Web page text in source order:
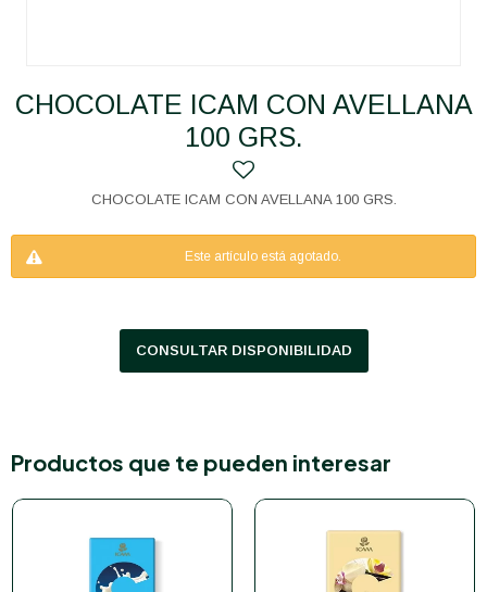
CHOCOLATE ICAM CON AVELLANA
100 GRS.
CHOCOLATE ICAM CON AVELLANA 100 GRS.
Este artículo está agotado.
CONSULTAR DISPONIBILIDAD
Productos que te pueden interesar